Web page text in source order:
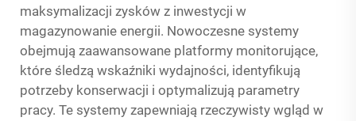
maksymalizacji zysków z inwestycji w
magazynowanie energii. Nowoczesne systemy
obejmują zaawansowane platformy monitorujące,
które śledzą wskaźniki wydajności, identyfikują
potrzeby konserwacji i optymalizują parametry
pracy. Te systemy zapewniają rzeczywisty wgląd w